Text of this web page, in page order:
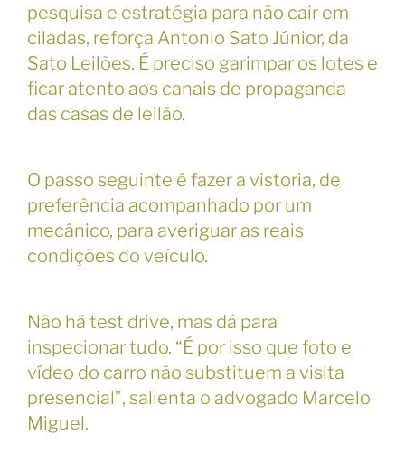
pesquisa e estratégia para não cair em
ciladas, reforça Antonio Sato Júnior, da
Sato Leilões. É preciso garimpar os lotes e
ficar atento aos canais de propaganda
das casas de leilão.
O passo seguinte é fazer a vistoria, de
preferência acompanhado por um
mecânico, para averiguar as reais
condições do veículo.
Não há test drive, mas dá para
inspecionar tudo. “É por isso que foto e
vídeo do carro não substituem a visita
presencial”, salienta o advogado Marcelo
Miguel.